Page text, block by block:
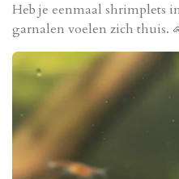
Heb je eenmaal shrimplets
garnalen voelen zich thuis.